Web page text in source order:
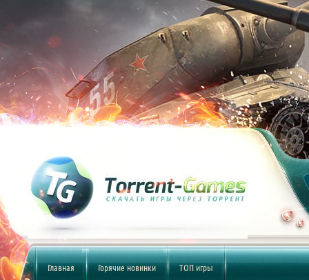
Главная Горячие новинки ТОП игры